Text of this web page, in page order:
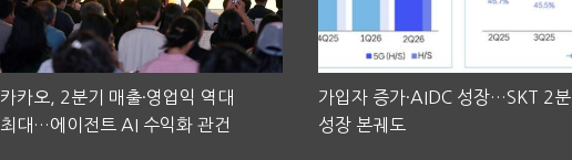
카카오, 2분기 매출·영업익 역대
최대…에이전트 AI 수익화 관건
가입자 증가·AIDC 성장…SKT 2
성장 본궤도